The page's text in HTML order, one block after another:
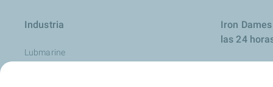
Industria
Lubmarine
Iron
las 24